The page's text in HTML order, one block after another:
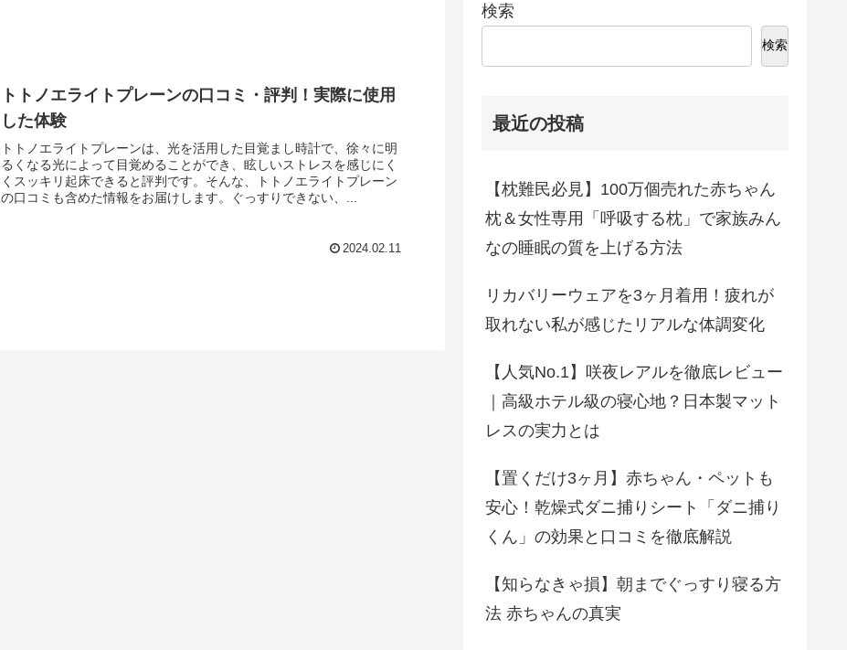
トトノエライトプレーンの口コミ・評判！実際に使用
した体験
トトノエライトプレーンは、光を活用した目覚まし時計で、徐々に明
るくなる光によって目覚めることができ、眩しいストレスを感じにく
くスッキリ起床できると評判です。そんな、トトノエライトプレーン
の口コミも含めた情報をお届けします。ぐっすりできない、...
2024.02.11
検索
検索
最近の投稿
【枕難民必見】100万個売れた赤ちゃん
枕＆女性専用「呼吸する枕」で家族みん
なの睡眠の質を上げる方法
リカバリーウェアを3ヶ月着用！疲れが
取れない私が感じたリアルな体調変化
【人気No.1】咲夜レアルを徹底レビュー
｜高級ホテル級の寝心地？日本製マット
レスの実力とは
【置くだけ3ヶ月】赤ちゃん・ペットも
安心！乾燥式ダニ捕りシート「ダニ捕り
くん」の効果と口コミを徹底解説
【知らなきゃ損】朝までぐっすり寝る方
法 赤ちゃんの真実